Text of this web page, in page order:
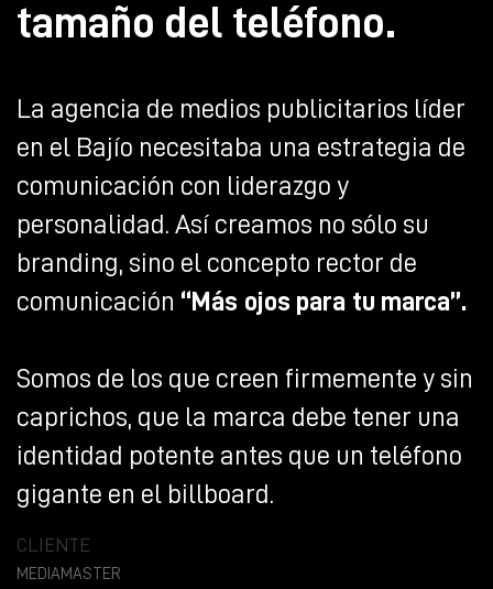
tamaño del teléfono.
La agencia de medios publicitarios líder
en el Bajío necesitaba una estrategia de
comunicación con liderazgo y
personalidad. Así creamos no sólo su
branding, sino el concepto rector de
comunicación “Más ojos para tu marca”.
Somos de los que creen firmemente y sin
caprichos, que la marca debe tener una
identidad potente antes que un teléfono
gigante en el billboard.
CLIENTE
MEDIAMASTER